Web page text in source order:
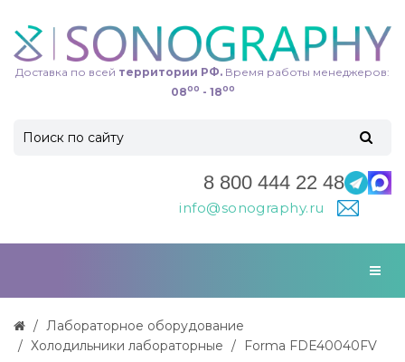
Доставка по всей территории РФ. Время работы менеджеров:
0800 - 1800
8 800 444 22 48
info@sonography.ru
Лабораторное оборудование
Холодильники лабораторные
Forma FDE40040FV